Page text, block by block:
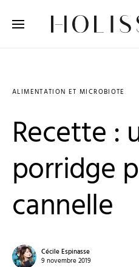
ALIMENTATION ET MICROBIOTE
Recette :
porridge
cannelle
Cécile Espinasse
9 novembre 2019